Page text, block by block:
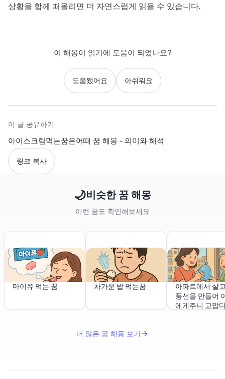
상황을 함께 떠올리면 더 자연스럽게 읽을 수 있습니다.
이 해몽이 읽기에 도움이 되었나요?
도움됐어요 아쉬워요
이 글 공유하기
아이스크림먹는꿈은어때 꿈 해몽 - 의미와 해석
링크 복사
🌙비슷한 꿈 해몽
이런 꿈도 확인해보세요
마이쮸 먹는 꿈 차가운 밥 먹는꿈
아파트에서 살
풍선을 만들어
에게주니 고맙
더 많은 꿈 해몽 보기